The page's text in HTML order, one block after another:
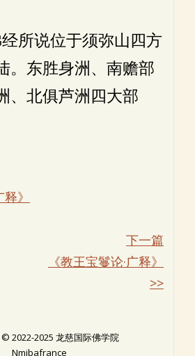
所说位于须弥山四方
。东胜身洲、南赡部
、北俱芦洲四大部
》
下一篇
《教王宝鬘论·广释》
>>
2022-2025 龙慈国际佛学院
Nmibafrance